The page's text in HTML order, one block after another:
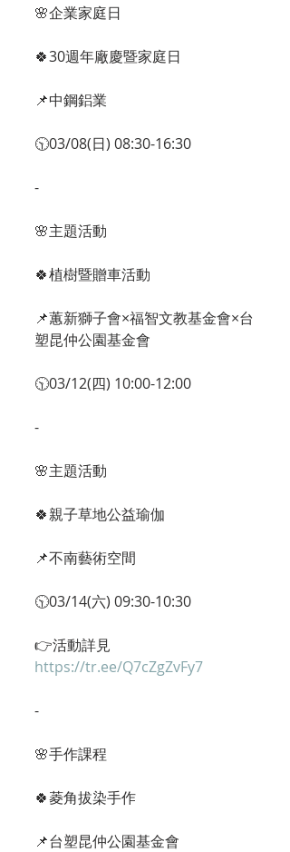
🌸企業家庭日
🍀30週年廠慶暨家庭日
📌中鋼鋁業
🕥03/08(日) 08:30-16:30
-
🌸主題活動
🍀植樹暨贈車活動
📌蕙新獅子會×福智文教基金會×台
塑昆仲公園基金會
🕥03/12(四) 10:00-12:00
-
🌸主題活動
🍀親子草地公益瑜伽
📌不南藝術空間
🕥03/14(六) 09:30-10:30
👉活動詳見
https://tr.ee/Q7cZgZvFy7
-
🌸手作課程
🍀菱角拔染手作
📌台塑昆仲公園基金會